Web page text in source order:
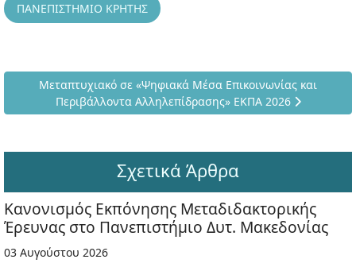
ΠΑΝΕΠΙΣΤΗΜΙΟ ΚΡΗΤΗΣ
Επόμενο άρθρο: Μεταπτυχιακό σε «Ψηφιακά Μέσα
Μεταπτυχιακό σε «Ψηφιακά Μέσα Επικοινωνίας και
Περιβάλλοντα Αλληλεπίδρασης» ΕΚΠΑ 2026
Σχετικά Άρθρα
Κανονισμός Εκπόνησης Μεταδιδακτορικής
Έρευνας στο Πανεπιστήμιο Δυτ. Μακεδονίας
03 Αυγούστου 2026